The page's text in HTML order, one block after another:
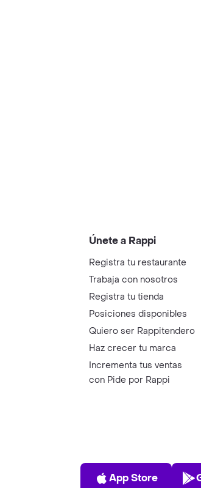
Únete a Rappi
Registra tu restaurante
Trabaja con nosotros
Registra tu tienda
Posiciones disponibles
Quiero ser Rappitendero
Haz crecer tu marca
Incrementa tus ventas
con Pide por Rappi
App Store
App Store